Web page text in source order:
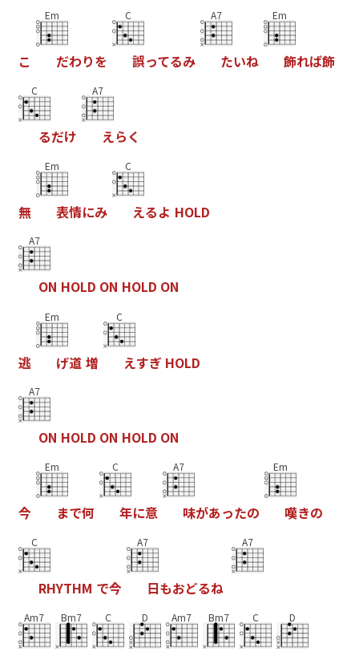
こ
Em
だわりを
C
誤ってるみ
A7
たいね
Em
飾れば飾
C
るだけ
A7
えら く
無
Em
表情にみ
C
えるよ HOLD
A7
ON HOLD ON HOLD ON
逃
Em
げ道 増
C
えすぎ HOLD
A7
ON HOLD ON HOLD ON
今
Em
まで何
C
年に意
A7
味があったの
Em
嘆きの
C
RHYTHM で今
A7
日もおどるね
A7
Am7 Bm7 C D Am7 Bm7 C D